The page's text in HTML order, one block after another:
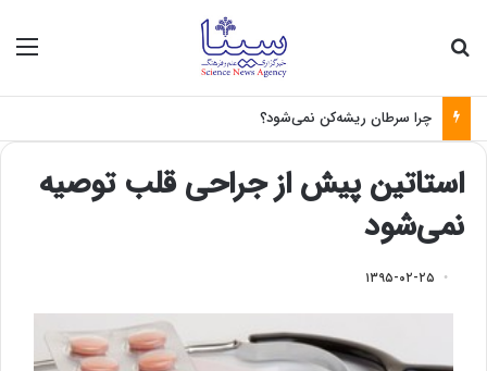
چرا سرطان ریشه‌کن نمی‌شود؟
استاتین پیش از جراحی قلب توصیه
نمی‌شود
۱۳۹۵-۰۲-۲۵